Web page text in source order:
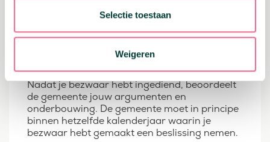
Selectie toestaan
Weigeren
Wanneer ontvang je de
beslissing van de
gemeente?
Nadat je bezwaar hebt ingediend, beoordeelt
de gemeente jouw argumenten en
onderbouwing. De gemeente moet in principe
binnen hetzelfde kalenderjaar waarin je
bezwaar hebt gemaakt een beslissing nemen.